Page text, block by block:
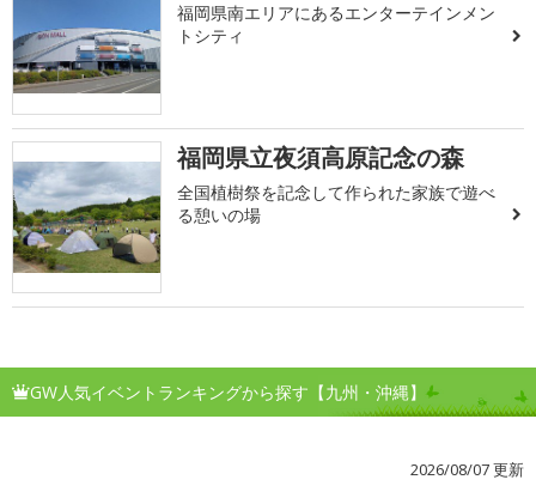
福岡県南エリアにあるエンターテインメン
トシティ
福岡県立夜須高原記念の森
全国植樹祭を記念して作られた家族で遊べ
る憩いの場
GW人気イベントランキングから探す【九州・沖縄】
2026/08/07 更新